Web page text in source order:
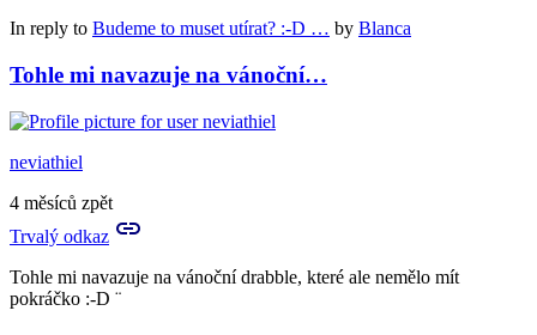
In reply to Budeme to muset utírat? :-D … by Blanca
Tohle mi navazuje na vánoční…
neviathiel
4 měsíců zpět
Trvalý odkaz
Tohle mi navazuje na vánoční drabble, které ale nemělo mít
pokráčko :-D ¨